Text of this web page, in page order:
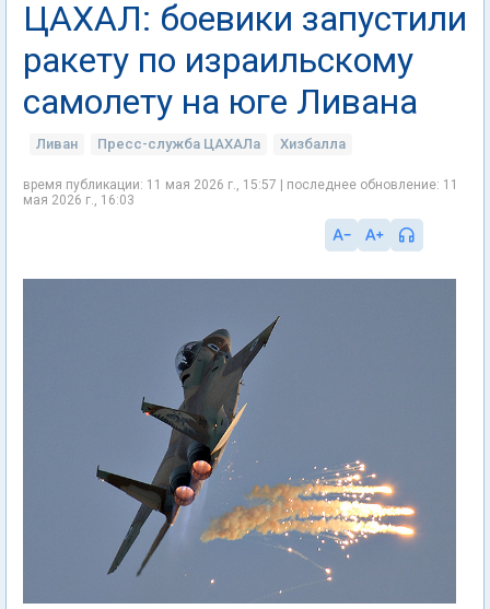
ЦАХАЛ: боевики запустили
ракету по израильскому
самолету на юге Ливана
Ливан Пресс-служба ЦАХАЛа Хизбалла
время публикации: 11 мая 2026 г., 15:57 | последнее обновление: 11
мая 2026 г., 16:03